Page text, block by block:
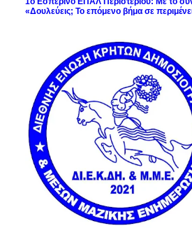
«Δουλεύεις; Το επόμενο βήμα σε